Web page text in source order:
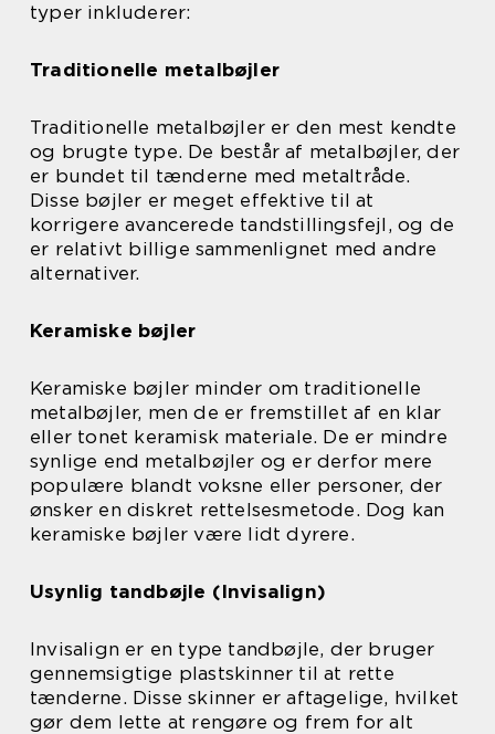
typer inkluderer:
Traditionelle metalbøjler
Traditionelle metalbøjler er den mest kendte
og brugte type. De består af metalbøjler, der
er bundet til tænderne med metaltråde.
Disse bøjler er meget effektive til at
korrigere avancerede tandstillingsfejl, og de
er relativt billige sammenlignet med andre
alternativer.
Keramiske bøjler
Keramiske bøjler minder om traditionelle
metalbøjler, men de er fremstillet af en klar
eller tonet keramisk materiale. De er mindre
synlige end metalbøjler og er derfor mere
populære blandt voksne eller personer, der
ønsker en diskret rettelsesmetode. Dog kan
keramiske bøjler være lidt dyrere.
Usynlig tandbøjle (Invisalign)
Invisalign er en type tandbøjle, der bruger
gennemsigtige plastskinner til at rette
tænderne. Disse skinner er aftagelige, hvilket
gør dem lette at rengøre og frem for alt